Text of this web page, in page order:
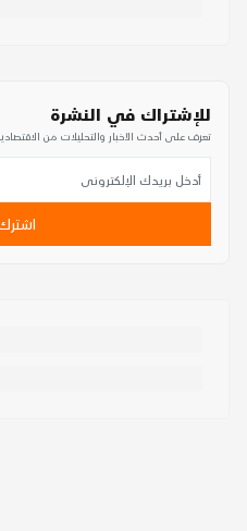
للإشتراك في النشرة
تعرف على أحدث الأخبار والتحليلات من